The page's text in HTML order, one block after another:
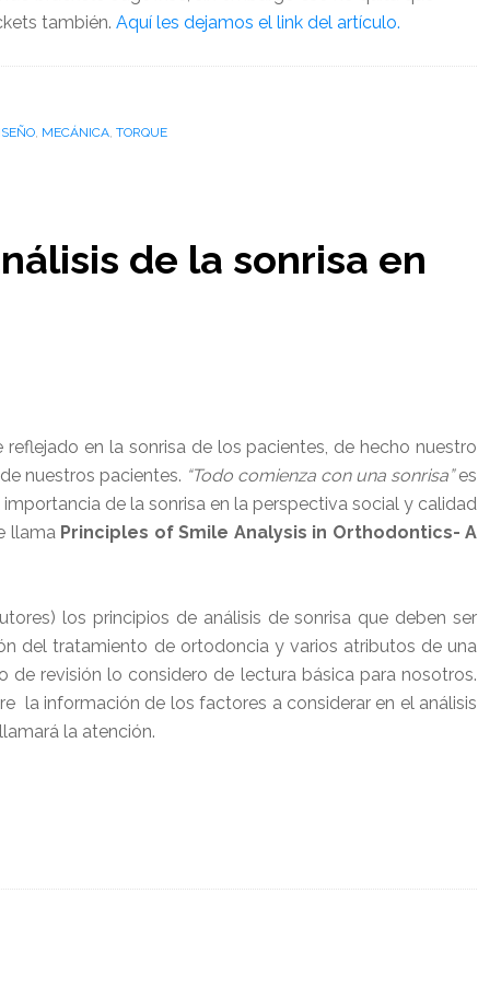
también. Aquí les dejamos el link del artículo.
, MECÁNICA, TORQUE
de la sonrisa en
en la sonrisa de los pacientes, de hecho nuestro
nuestros pacientes. “Todo comienza con una sonrisa”es
de la sonrisa en la perspectiva social y calidad
llama Principles of Smile Analysis in Orthodontics- A
los principios de análisis de sonrisa que deben ser
del tratamiento de ortodoncia y varios atributos de una
de revisión lo considero de lectura básica para nosotros.
la información de los factores a considerar en el análisis
la atención.